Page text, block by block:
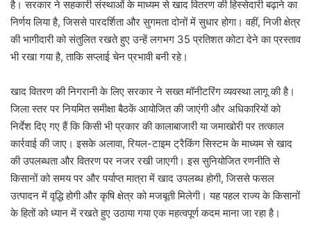
है। सरकार ने सहकारी संस्थाओं के माध्यम से खाद वितरण की हिस्सेदारी बढ़ाने का
निर्णय लिया है, जिससे पारदर्शिता और सुगमता दोनों में सुधार होगा। वहीं, निजी क्षेत्र
की भागीदारी को संतुलित रखते हुए उन्हें लगभग 35 प्रतिशत कोटा देने का प्रस्ताव
भी रखा गया है, ताकि सप्लाई चेन प्रभावी बनी रहे।
खाद वितरण की निगरानी के लिए सरकार ने सख्त मॉनीटरिंग व्यवस्था लागू की है।
जिला स्तर पर नियमित समीक्षा बैठकें आयोजित की जाएंगी और अधिकारियों को
निर्देश दिए गए हैं कि किसी भी प्रकार की कालाबाजारी या जमाखोरी पर तत्काल
कार्रवाई की जाए। इसके अलावा, रियल-टाइम ट्रैकिंग सिस्टम के माध्यम से खाद
की उपलब्धता और वितरण पर नजर रखी जाएगी। इस सुनियोजित रणनीति से
किसानों को समय पर और पर्याप्त मात्रा में खाद उपलब्ध होगी, जिससे फसल
उत्पादन में वृद्धि होगी और कृषि क्षेत्र को मजबूती मिलेगी। यह पहल राज्य के किसानों
के हितों को ध्यान में रखते हुए उठाया गया एक महत्वपूर्ण कदम माना जा रहा है।